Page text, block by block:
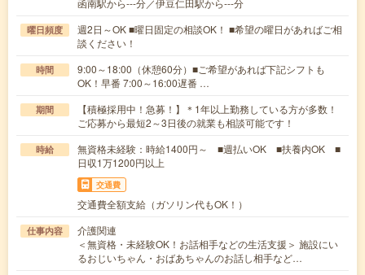
曜日頻度
週2日～OK ■曜日固定の相談OK！ ■希望の曜日があればご相
談ください！
時間
9:00～18:00（休憩60分）■ご希望があれば下記シフトも
OK！早番 7:00～16:00遅番 …
期間
【積極採用中！急募！】＊1年以上勤務している方が多数！
ご応募から最短2～3日後の就業も相談可能です！
時給
無資格未経験：時給1400円～ ■週払いOK ■扶養内OK ■
日収1万1200円以上
交通費
交通費全額支給（ガソリン代もOK！）
仕事内容
介護関連
＜無資格・未経験OK！お話相手などの生活支援＞ 施設にい
るおじいちゃん・おばあちゃんのお話し相手など…